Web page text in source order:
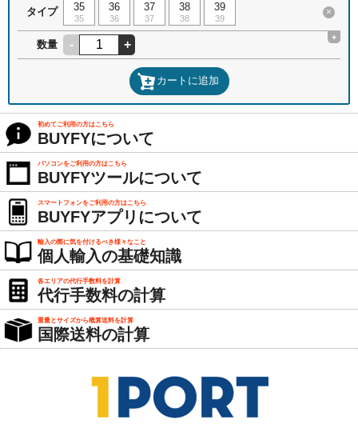
タイプ 35
35
36
36
37
37
38
38
39
39
×
数量 - +
+
カートに追加
初めてご利用の方はこちら
BUYFYについて
パソコンをご利用の方はこちら
BUYFYツールについて
スマートフォンをご利用の方はこちら
BUYFYアプリについて
輸入の際に気を付けるべき様々なこと
個人輸入の基礎知識
各エリアの代行手数料を計算
代行手数料の計算
重量とサイズから概算送料を計算
国際送料の計算